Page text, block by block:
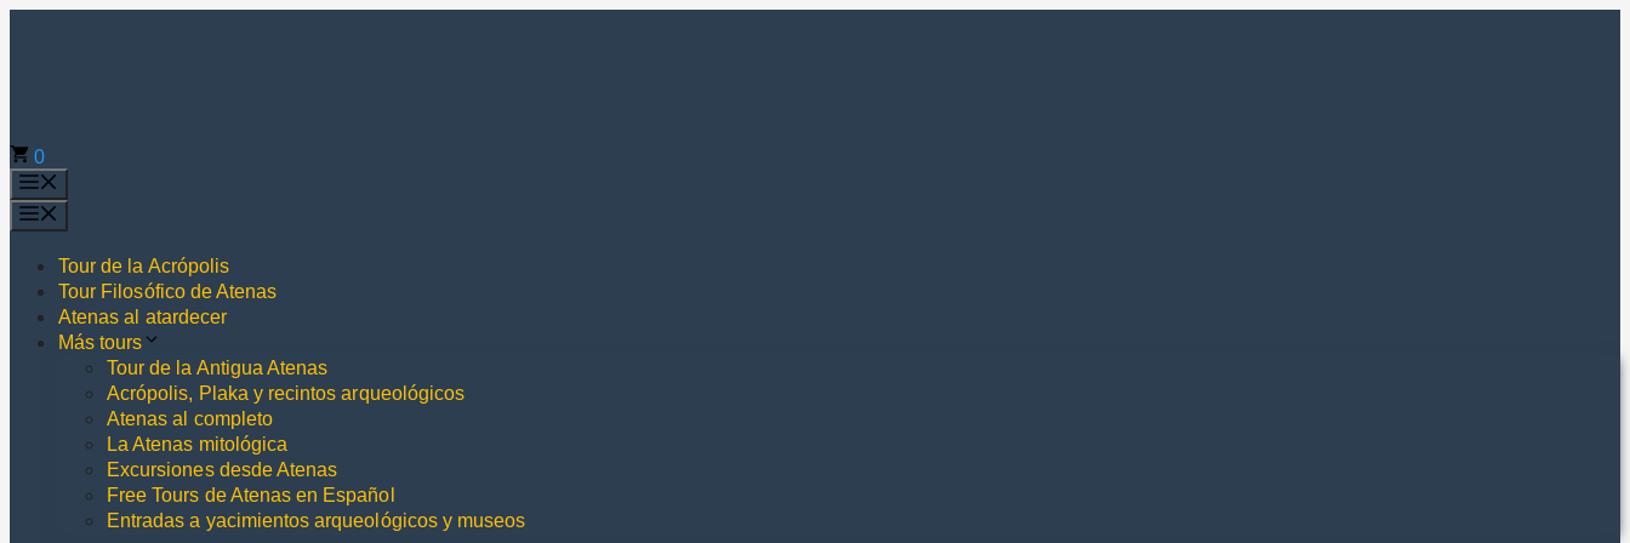
0
Tour de la Acrópolis
Tour Filosófico de Atenas
Atenas al atardecer
Más tours
Tour de la Antigua Atenas
Acrópolis, Plaka y recintos arqueológicos
Atenas al completo
La Atenas mitológica
Excursiones desde Atenas
Free Tours de Atenas en Español
Entradas a yacimientos arqueológicos y museos